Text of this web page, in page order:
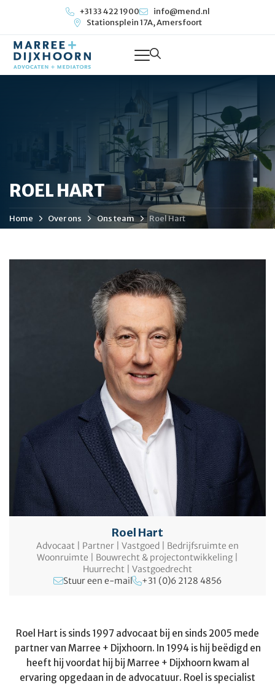
+31 33 422 1900
info@mend.nl
Stationsplein 17A, Amersfoort
ROEL HART
Home Over ons Ons team Roel Hart
Roel Hart
Advocaat | Partner | Vastgoed | Bedrijfsruimte en
Woonruimte | Bouwrecht & projectontwikkeling |
Huurrecht | Vastgoedrecht
Stuur een e-mail
+31 (0)6 2128 4856
Roel Hart is sinds 1997 advocaat bij en sinds 2005 mede
partner van Marree + Dijxhoorn. In 1994 is hij beëdigd en
heeft hij voordat hij bij Marree + Dijxhoorn kwam al
ervaring opgedaan in de advocatuur. Roel is specialist